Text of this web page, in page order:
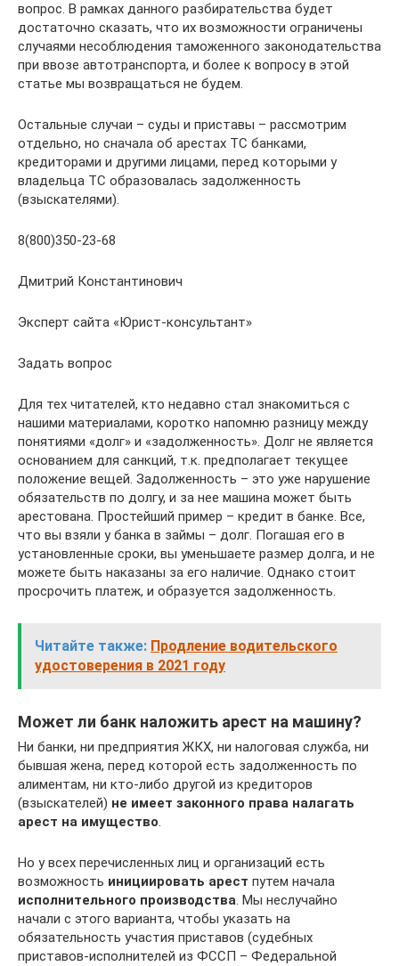
вопрос. В рамках данного разбирательства будет
достаточно сказать, что их возможности ограничены
случаями несоблюдения таможенного законодательства
при ввозе автотранспорта, и более к вопросу в этой
статье мы возвращаться не будем.
Остальные случаи – суды и приставы – рассмотрим
отдельно, но сначала об арестах ТС банками,
кредиторами и другими лицами, перед которыми у
владельца ТС образовалась задолженность
(взыскателями).
8(800)350-23-68
Дмитрий Константинович
Эксперт сайта «Юрист-консультант»
Задать вопрос
Для тех читателей, кто недавно стал знакомиться с
нашими материалами, коротко напомню разницу между
понятиями «долг» и «задолженность». Долг не является
основанием для санкций, т.к. предполагает текущее
положение вещей. Задолженность – это уже нарушение
обязательств по долгу, и за нее машина может быть
арестована. Простейший пример – кредит в банке. Все,
что вы взяли у банка в займы – долг. Погашая его в
установленные сроки, вы уменьшаете размер долга, и не
можете быть наказаны за его наличие. Однако стоит
просрочить платеж, и образуется задолженность.
Читайте также: Продление водительского
удостоверения в 2021 году
Может ли банк наложить арест на машину?
Ни банки, ни предприятия ЖКХ, ни налоговая служба, ни
бывшая жена, перед которой есть задолженность по
алиментам, ни кто-либо другой из кредиторов
(взыскателей) не имеет законного права налагать
арест на имущество.
Но у всех перечисленных лиц и организаций есть
возможность инициировать арест путем начала
исполнительного производства. Мы неслучайно
начали с этого варианта, чтобы указать на
обязательность участия приставов (судебных
приставов-исполнителей из ФССП – Федеральной